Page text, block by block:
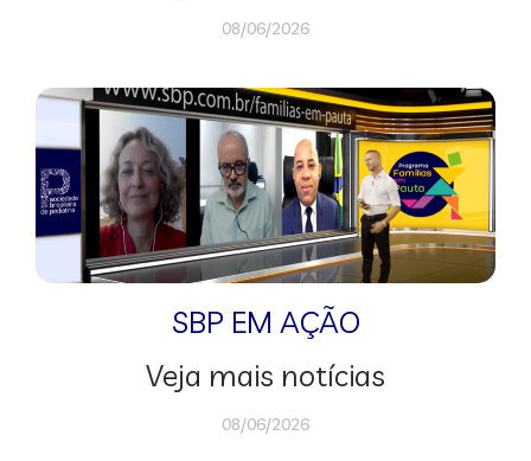
08/06/2026
SBP EM AÇÃO
Veja mais notícias
08/06/2026